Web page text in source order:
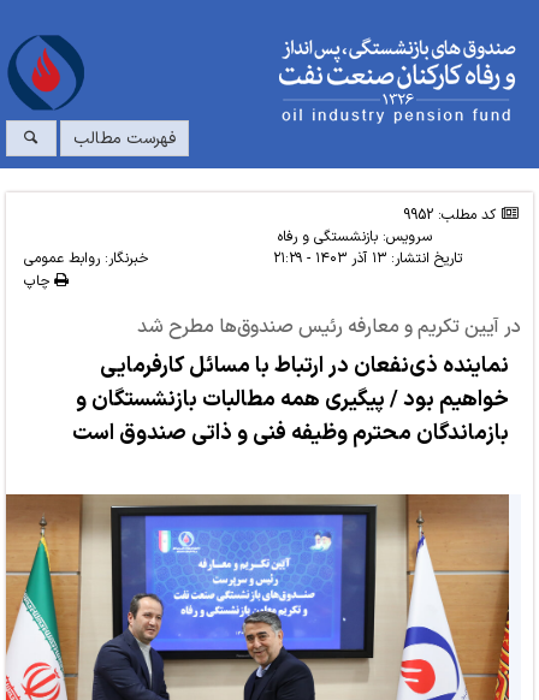
فهرست مطالب
کد مطلب: 9952
سرویس: بازنشستگی و رفاه
تاریخ انتشار:۱۳ آذر ۱۴۰۳ - ۲۱:۲۹
خبرنگار: روابط عمومی
چاپ
در آیین تکریم و معارفه رئیس صندوق‌ها مطرح شد
نماینده ذی‌نفعان در ارتباط با مسائل کارفرمایی
خواهیم بود / پیگیری همه مطالبات بازنشستگان و
بازماندگان محترم وظیفه فنی و ذاتی صندوق است